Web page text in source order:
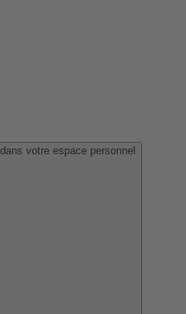
votre espace personnel